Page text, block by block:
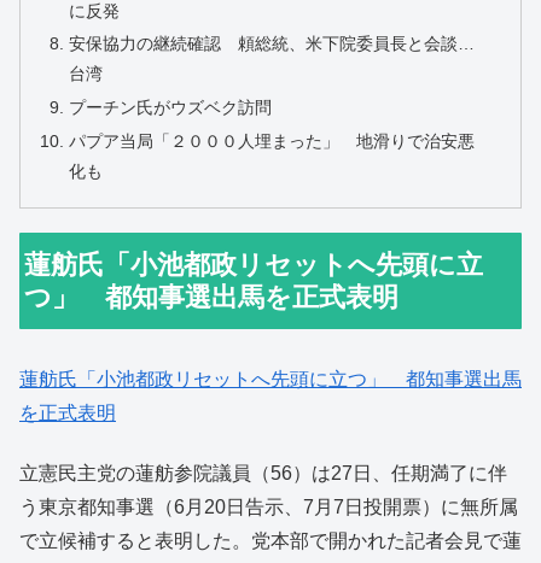
に反発
安保協力の継続確認 頼総統、米下院委員長と会談…
台湾
プーチン氏がウズベク訪問
パプア当局「２０００人埋まった」 地滑りで治安悪
化も
蓮舫氏「小池都政リセットへ先頭に立
つ」 都知事選出馬を正式表明
蓮舫氏「小池都政リセットへ先頭に立つ」 都知事選出馬
を正式表明
立憲民主党の蓮舫参院議員（56）は27日、任期満了に伴
う東京都知事選（6月20日告示、7月7日投開票）に無所属
で立候補すると表明した。党本部で開かれた記者会見で蓮